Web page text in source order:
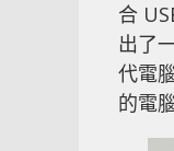
合
出了
代電
的電